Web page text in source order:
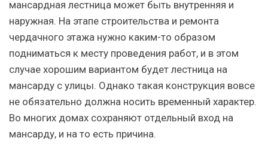
мансардная лестница может быть внутренняя и
наружная. На этапе строительства и ремонта
чердачного этажа нужно каким-то образом
подниматься к месту проведения работ, и в этом
случае хорошим вариантом будет лестница на
мансарду с улицы. Однако такая конструкция вовсе
не обязательно должна носить временный характер.
Во многих домах сохраняют отдельный вход на
мансарду, и на то есть причина.